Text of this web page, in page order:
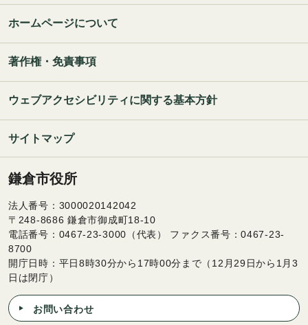
ホームページについて
著作権・免責事項
ウェブアクセシビリティに関する基本方針
サイトマップ
鎌倉市役所
法人番号：3000020142042
〒248-8686 鎌倉市御成町18-10
電話番号：0467-23-3000（代表） ファクス番号：0467-23-
8700
開庁日時：平日8時30分から17時00分まで（12月29日から1月3
日は閉庁）
お問い合わせ